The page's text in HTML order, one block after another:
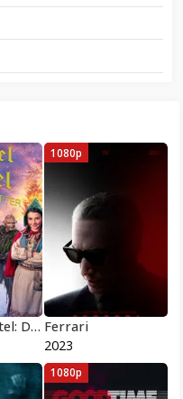
Hansel y Gretel: Después de siempre Ferrari
2023
1080p
1080p